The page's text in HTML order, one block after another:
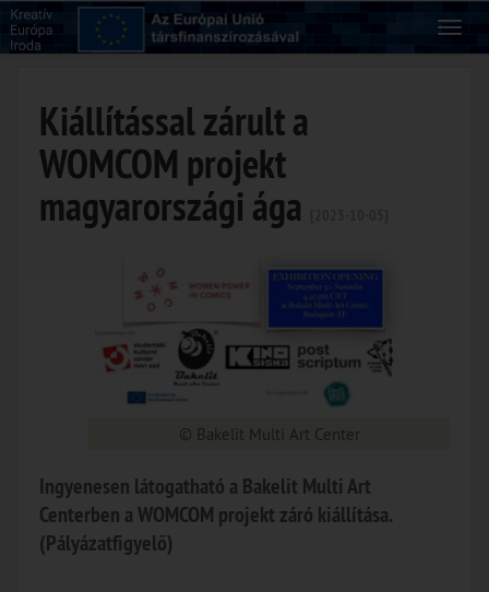
Kiállítással zárult a
WOMCOM projekt
magyarországi ága
© Bakelit Multi Art Center
Ingyenesen látogatható a Bakelit Multi Art
Centerben a WOMCOM projekt záró kiállítása.
(Pályázatfigyelő)